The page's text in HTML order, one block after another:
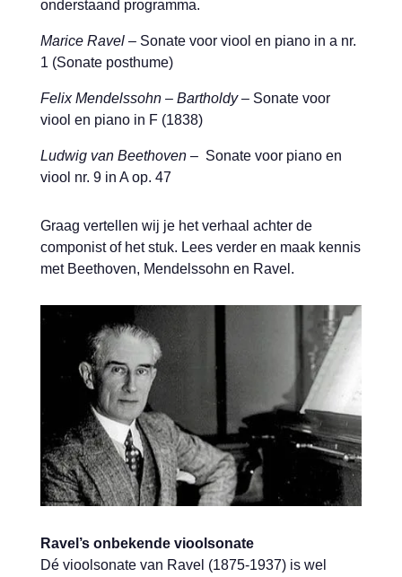
onderstaand programma.
Marice Ravel –Sonate voor viool en piano in a nr.
1 (Sonate posthume)
Felix Mendelssohn – Bartholdy– Sonate voor
viool en piano in F (1838)
Ludwig van Beethoven– Sonate voor piano en
viool nr. 9 in A op. 47
Graag vertellen wij je het verhaal achter de
componist of het stuk. Lees verder en maak kennis
met Beethoven, Mendelssohn en Ravel.
Ravel’s onbekende vioolsonate
Dé vioolsonate van Ravel (1875-1937) is wel